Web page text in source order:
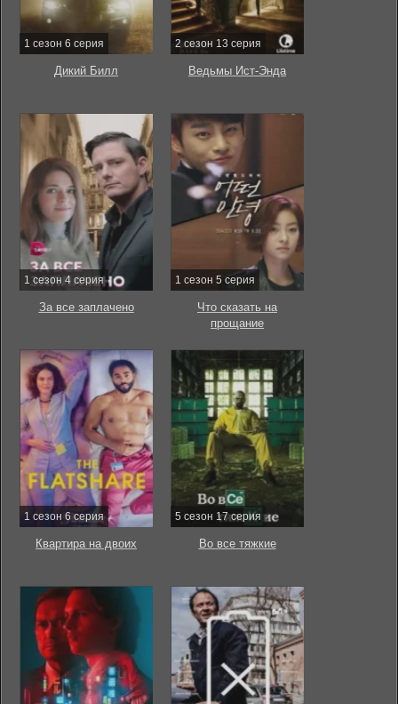
1 сезон 6 серия
Дикий Билл
2 сезон 13 серия
Ведьмы Ист-Энда
1 сезон 4 серия
За все заплачено
1 сезон 5 серия
Что сказать на
прощание
1 сезон 6 серия
Квартира на двоих
5 сезон 17 серия
Во все тяжкие